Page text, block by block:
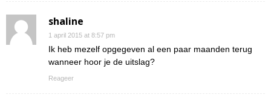
shaline
1 april 2015 at 8:57 pm
Ik heb mezelf opgegeven al een paar maanden terug
wanneer hoor je de uitslag?
Reageer